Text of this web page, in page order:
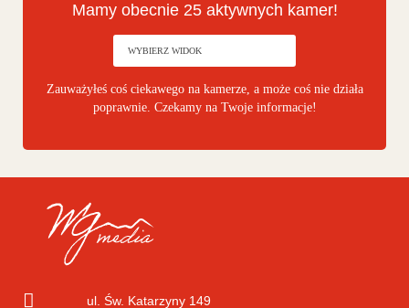
Mamy obecnie 25 aktywnych kamer!
Zauważyłeś coś ciekawego na kamerze, a może coś nie działa
poprawnie. Czekamy na Twoje informacje!
ul. Św. Katarzyny 149